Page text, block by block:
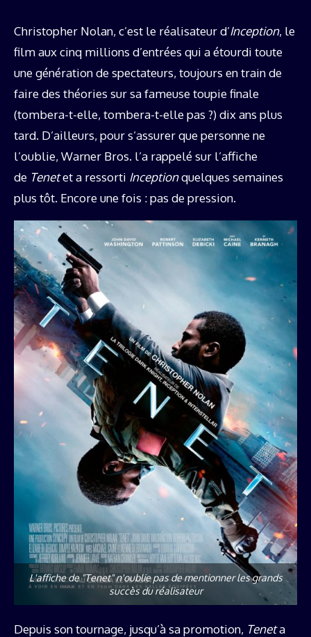
Christopher Nolan, c’est le réalisateur d’Inception, le
film aux cinq millions d’entrées qui a étourdi toute
une génération de spectateurs, toujours en train de
faire des théories sur sa fameuse toupie finale
(tombera-t-elle, tombera-t-elle pas ?) dix ans plus
tard. D’ailleurs, pour s’assurer que personne ne
l’oublie, Warner Bros. l’a rappelé sur l’affiche
de Tenetet a ressorti Inceptionquelques semaines
plus tôt. Encore une fois : pas de pression.
L'affiche de "Tenet" n'oublie pas de mentionner les grands
succès du réalisateur
Depuis son tournage, jusqu’à sa promotion, Teneta